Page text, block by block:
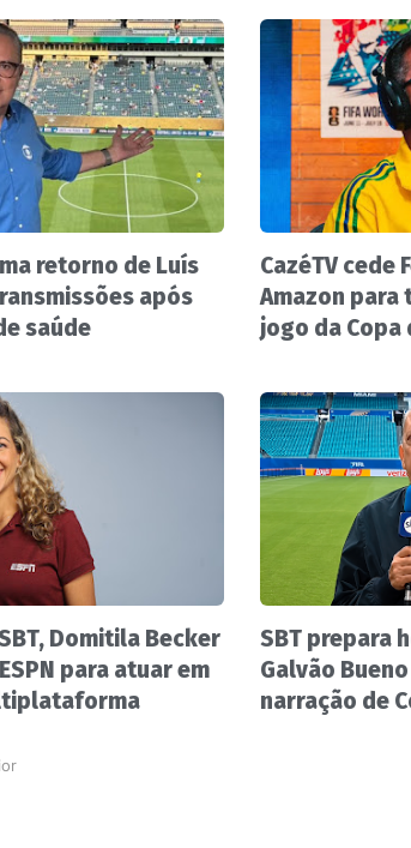
retorno de Luís
após
saúde
CazéTV cede
Amazon para
jogo da Copa
Domitila Becker
para atuar em
SBT prepara
Galvão
narração de